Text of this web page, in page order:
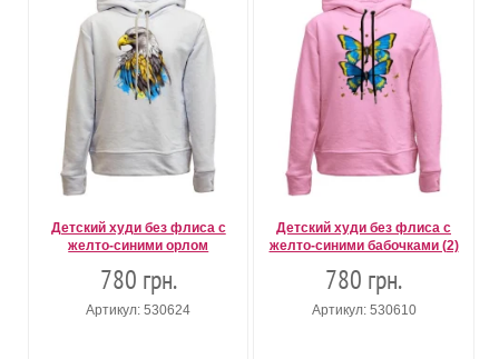
Детский худи без флиса с
желто-синими орлом
780 грн.
Артикул: 530624
Детский худи без флиса с
желто-синими бабочками (2)
780 грн.
Артикул: 530610